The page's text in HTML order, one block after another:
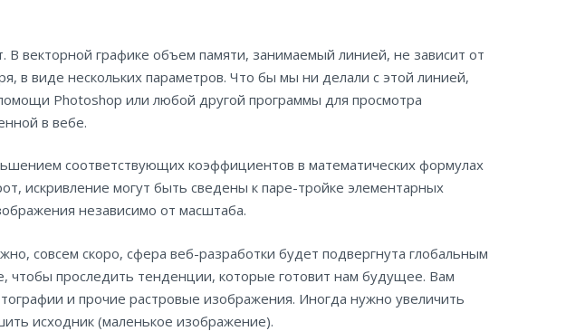
векторной графике объем памяти, занимаемый линией, не зависит от
в виде нескольких параметров. Что бы мы ни делали с этой линией,
Photoshop или любой другой программы для просмотра
в вебе.
соответствующих коэффициентов в математических формулах
искривление могут быть сведены к паре-тройке элементарных
независимо от масштаба.
совсем скоро, сфера веб-разработки будет подвергнута глобальным
чтобы проследить тенденции, которые готовит нам будущее. Вам
и прочие растровые изображения. Иногда нужно увеличить
исходник (маленькое изображение).